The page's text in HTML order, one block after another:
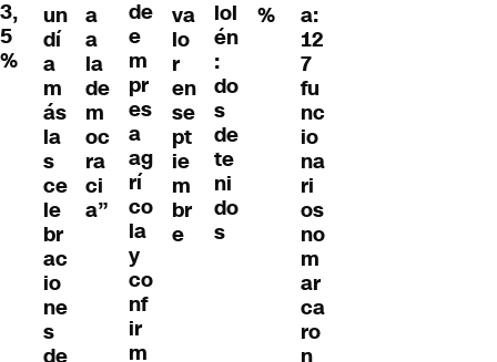
3,
5
%
un
dí
a
m
ás
la
s
ce
le
br
ac
io
ne
s
de
a
a
la
de
m
oc
ra
ci
a”
de
e
m
pr
es
a
ag
rí
co
la
y
co
nf
ir
m
va
lo
r
en
se
pt
ie
m
br
e
lol
én
:
do
s
de
te
ni
do
s
%
a:
12
7
fu
nc
io
na
ri
os
no
m
ar
ca
ro
n